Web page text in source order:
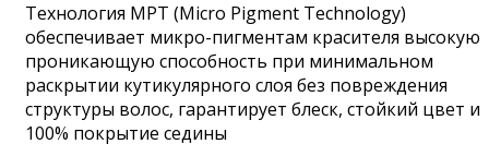
Технология MPT (Micro Pigment Technology)
обеспечивает микро-пигментам красителя высокую
проникающую способность при минимальном
раскрытии кутикулярного слоя без повреждения
структуры волос, гарантирует блеск, стойкий цвет и
100% покрытие седины